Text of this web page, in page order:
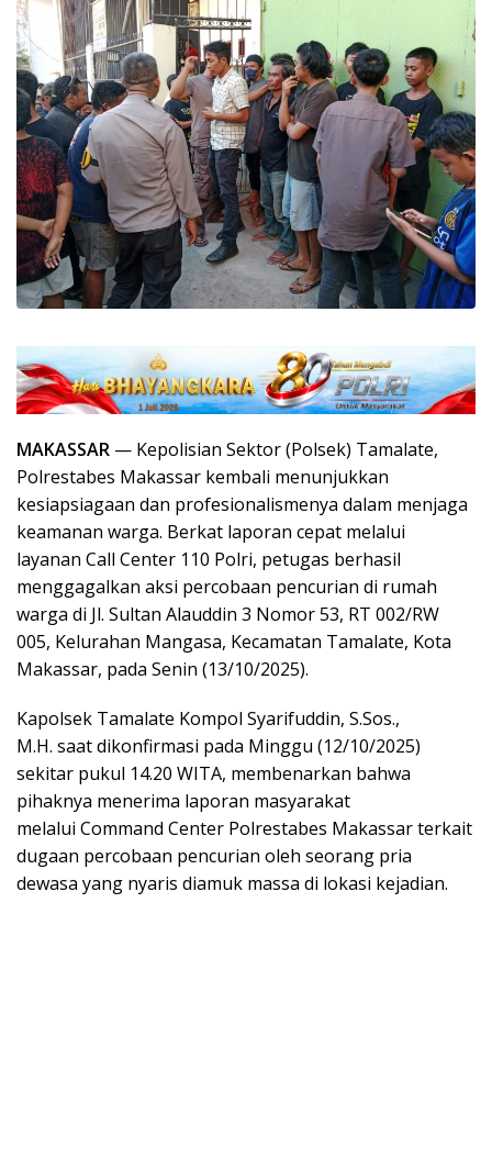
MAKASSAR — Kepolisian Sektor (Polsek) Tamalate,
Polrestabes Makassar kembali menunjukkan
kesiapsiagaan dan profesionalismenya dalam menjaga
keamanan warga. Berkat laporan cepat melalui
layanan Call Center 110 Polri, petugas berhasil
menggagalkan aksi percobaan pencurian di rumah
warga di Jl. Sultan Alauddin 3 Nomor 53, RT 002/RW
005, Kelurahan Mangasa, Kecamatan Tamalate, Kota
Makassar, pada Senin (13/10/2025).
Kapolsek Tamalate Kompol Syarifuddin, S.Sos.,
M.H. saat dikonfirmasi pada Minggu (12/10/2025)
sekitar pukul 14.20 WITA, membenarkan bahwa
pihaknya menerima laporan masyarakat
melalui Command Center Polrestabes Makassar terkait
dugaan percobaan pencurian oleh seorang pria
dewasa yang nyaris diamuk massa di lokasi kejadian.